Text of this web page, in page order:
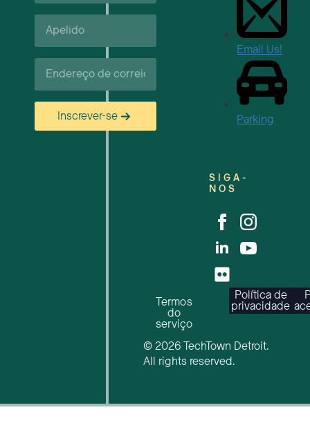
Apelido*
Correio
eletrónico*
Inscrever-se
Email Us!
Parking
SIGA-
NOS
Termos
do
serviço
Política de
privacidade
© 2026 TechTown Detroit.
All rights reserved.